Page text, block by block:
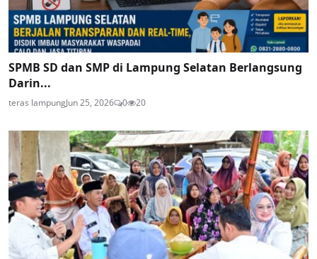
SPMB SD dan SMP di Lampung Selatan Berlangsung
Darin...
teras lampungJun 25, 2026 0 20